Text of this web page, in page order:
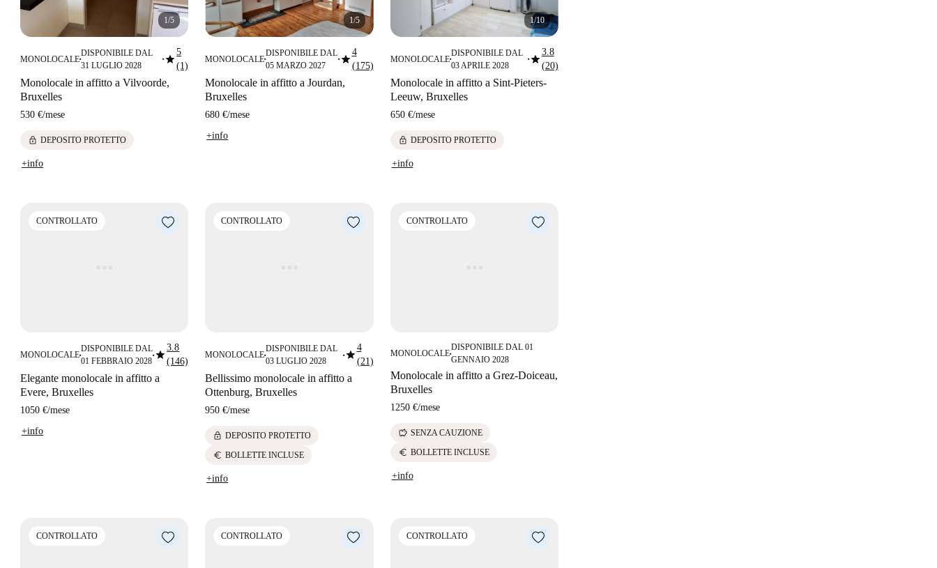
1/5
MONOLOCALE■
DISPONIBILE DAL
31 LUGLIO 2028
■star5
(1)
Monolocale in affitto a Vilvoorde,
Bruxelles
530 €/mese
lock DEPOSITO PROTETTO
+info
1/5
MONOLOCALE■
DISPONIBILE DAL
05 MARZO 2027
■star4
(175)
Monolocale in affitto a Jourdan,
Bruxelles
680 €/mese
+info
1/10
MONOLOCALE■
DISPONIBILE DAL
03 APRILE 2028
■star3.8
(20)
Monolocale in affitto a Sint-Pieters-
Leeuw, Bruxelles
650 €/mese
lock DEPOSITO PROTETTO
+info
CONTROLLATO
MONOLOCALE■
DISPONIBILE DAL
01 FEBBRAIO 2028
■star3.8
(146)
Elegante monolocale in affitto a
Evere, Bruxelles
1050 €/mese
+info
CONTROLLATO
MONOLOCALE■
DISPONIBILE DAL
03 LUGLIO 2028
■star4
(21)
Bellissimo monolocale in affitto a
Ottenburg, Bruxelles
950 €/mese
lock DEPOSITO PROTETTO
euro BOLLETTE INCLUSE
+info
CONTROLLATO
MONOLOCALE■
DISPONIBILE DAL 01
GENNAIO 2028
Monolocale in affitto a Grez-Doiceau,
Bruxelles
1250 €/mese
savings SENZA CAUZIONE
euro BOLLETTE INCLUSE
+info
CONTROLLATO CONTROLLATO CONTROLLATO